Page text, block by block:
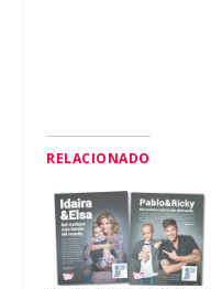
RELACIONADO